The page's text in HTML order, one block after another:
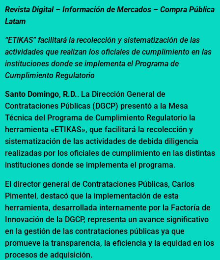
Revista Digital – Información de Mercados – Compra Pública
Latam
“ETIKAS” facilitará la recolección y sistematización de las
actividades que realizan los oficiales de cumplimiento en las
instituciones donde se implementa el Programa de
Cumplimiento Regulatorio
Santo Domingo, R.D.. La Dirección General de
Contrataciones Públicas (DGCP) presentó a la Mesa
Técnica del Programa de Cumplimiento Regulatorio la
herramienta «ETIKAS», que facilitará la recolección y
sistematización de las actividades de debida diligencia
realizadas por los oficiales de cumplimiento en las distintas
instituciones donde se implementa el programa.
El director general de Contrataciones Públicas, Carlos
Pimentel, destacó que la implementación de esta
herramienta, desarrollada internamente por la Factoría de
Innovación de la DGCP, representa un avance significativo
en la gestión de las contrataciones públicas ya que
promueve la transparencia, la eficiencia y la equidad en los
procesos de adquisición.